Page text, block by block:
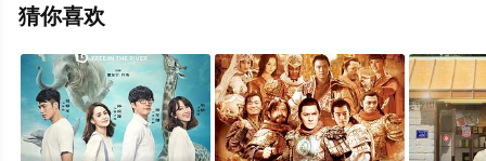
结局剧情已揭晓（1-40全集），手机免费观看高清未删减
看，更多剧情信息可移步至豆瓣电视剧、电视猫或剧情网
等平台了解。
猜你喜欢